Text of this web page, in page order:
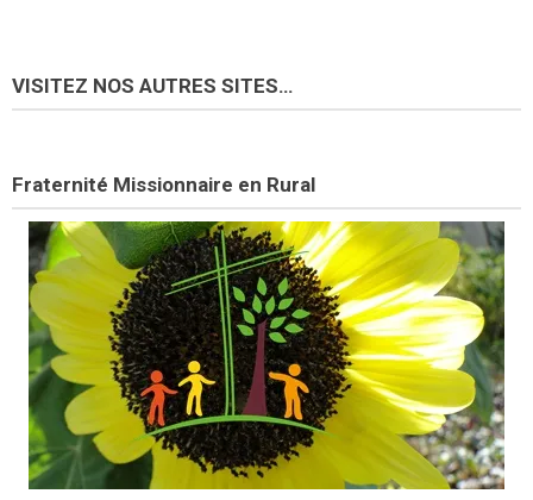
VISITEZ NOS AUTRES SITES…
Fraternité Missionnaire en Rural